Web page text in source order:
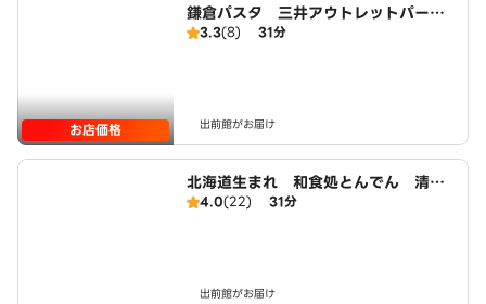
お店価格
鎌倉パスタ 三井アウトレットパーク
札幌北広島店
3.3(8) 31分
出前館がお届け
北海道生まれ 和食処とんでん 清田
店4.0(22) 31分
出前館がお届け